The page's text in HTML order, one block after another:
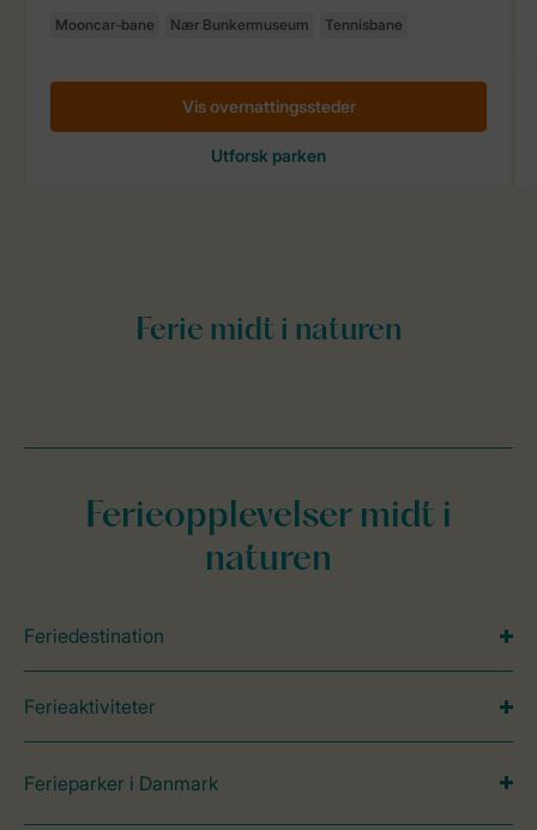
Ferieopplevelser midt i
naturen
Feriedestination
Ferieaktiviteter
Ferieparker i Danmark